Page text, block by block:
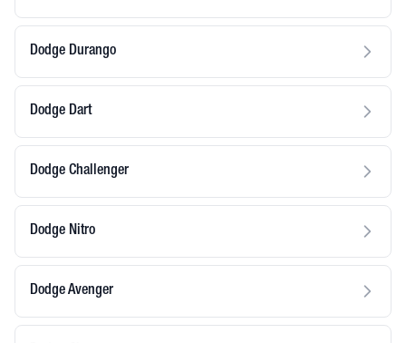
Dodge Durango
Dodge Dart
Dodge Challenger
Dodge Nitro
Dodge Avenger